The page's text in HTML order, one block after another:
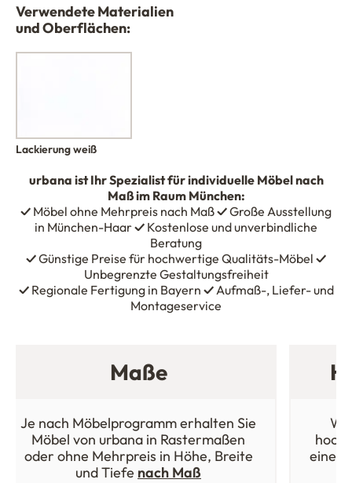
Verwendete Materialien
und Oberflächen:
Lackierung weiß
urbana ist Ihr Spezialist für individuelle Möbel nach
Maß im Raum München:
✓ Möbel ohne Mehrpreis nach Maß✓Große Ausstellung
in München-Haar✓ Kostenlose und unverbindliche
Beratung
✓Günstige Preise für hochwertige Qualitäts-Möbel ✓
Unbegrenzte Gestaltungsfreiheit
✓Regionale Fertigung in Bayern ✓Aufmaß-, Liefer- und
Montageservice
Maße
Je nach Möbelprogramm erhalten Sie
Möbel von urbana in Rastermaßen
oder ohne Mehrpreis in Höhe, Breite
und Tiefe nach Maß
einer